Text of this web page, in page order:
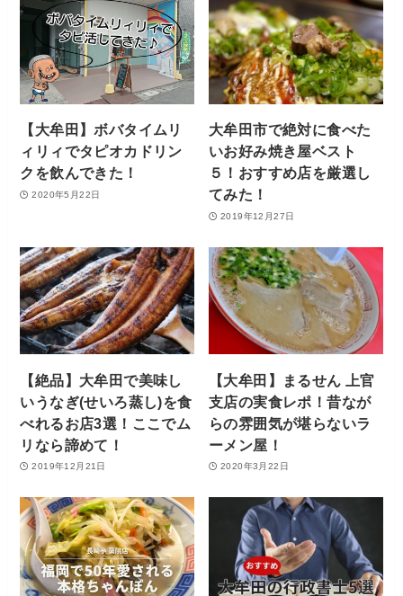
【大牟田】ボバタイムリ
ィリィでタピオカドリン
クを飲んできた！
2020年5月22日
大牟田市で絶対に食べた
いお好み焼き屋ベスト
５！おすすめ店を厳選し
てみた！
2019年12月27日
【絶品】大牟田で美味し
いうなぎ(せいろ蒸し)を食
べれるお店3選！ここでム
リなら諦めて！
2019年12月21日
【大牟田】まるせん 上官
支店の実食レポ！昔なが
らの雰囲気が堪らないラ
ーメン屋！
2020年3月22日